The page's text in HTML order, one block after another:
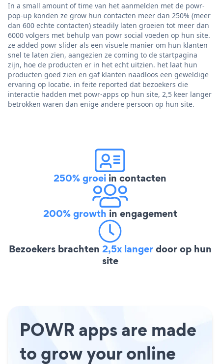
In a small amount of time van het aanmelden met de powr-
pop-up konden ze grow hun contacten meer dan 250% (meer
dan 600 echte contacten) steadily laten groeien tot meer dan
6000 volgers met behulp van powr social voeden op hun site.
ze added powr slider als een visuele manier om hun klanten
snel te laten zien, aangezien ze coming to de startpagina
zijn, hoe de producten er in het echt uitzien. het laat hun
producten goed zien en gaf klanten naadloos een geweldige
ervaring op locatie. in feite reported dat bezoekers die
interactie hadden met powr-apps op hun site, 2,5 keer langer
betrokken waren dan enige andere persoon op hun site.
250% groei in contacten
200% growth in engagement
Bezoekers brachten 2,5x langerdoor op hun
site
POWR apps are made
to grow your online